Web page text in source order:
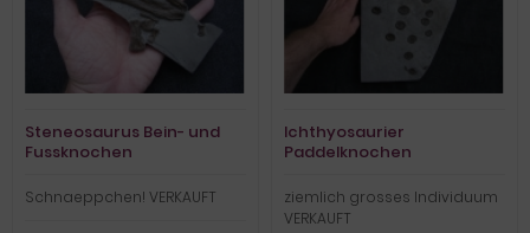
Steneosaurus Bein- und
Fussknochen
Schnaeppchen! VERKAUFT
Ichthyosaurier
Paddelknochen
ziemlich grosses Individuum
VERKAUFT